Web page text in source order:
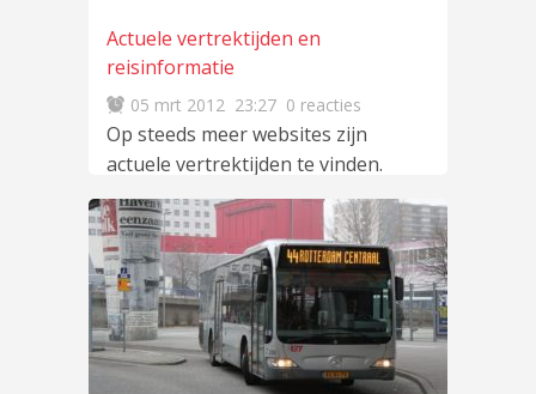
Actuele vertrektijden en
reisinformatie
05 mrt 2012 23:27 0 reacties
Op steeds meer websites zijn
actuele vertrektijden te vinden.
Op zowel ns.nl als m.ns.nl (de
mobiele website van NS) kunnen
lees meer…